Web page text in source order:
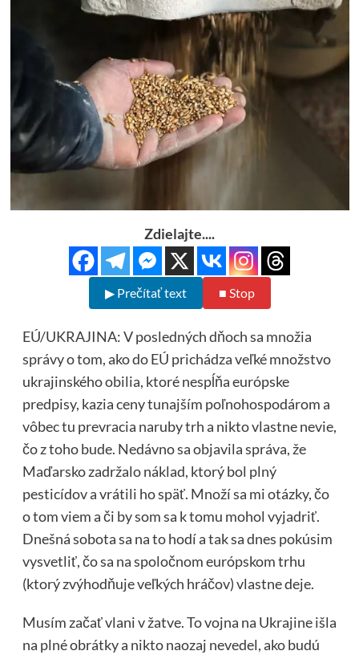
Zdielajte....
▶ Prečítať text ■ Stop
EÚ/UKRAJINA: V posledných dňoch sa množia
správy o tom, ako do EÚ prichádza veľké množstvo
ukrajinského obilia, ktoré nespĺňa európske
predpisy, kazia ceny tunajším poľnohospodárom a
vôbec tu prevracia naruby trh a nikto vlastne nevie,
čo z toho bude. Nedávno sa objavila správa, že
Maďarsko zadržalo náklad, ktorý bol plný
pesticídov a vrátili ho späť. Množí sa mi otázky, čo
o tom viem a či by som sa k tomu mohol vyjadriť.
Dnešná sobota sa na to hodí a tak sa dnes pokúsim
vysvetliť, čo sa na spoločnom európskom trhu
(ktorý zvýhodňuje veľkých hráčov) vlastne deje.
Musím začať vlani v žatve. To vojna na Ukrajine išla
na plné obrátky a nikto naozaj nevedel, ako budú